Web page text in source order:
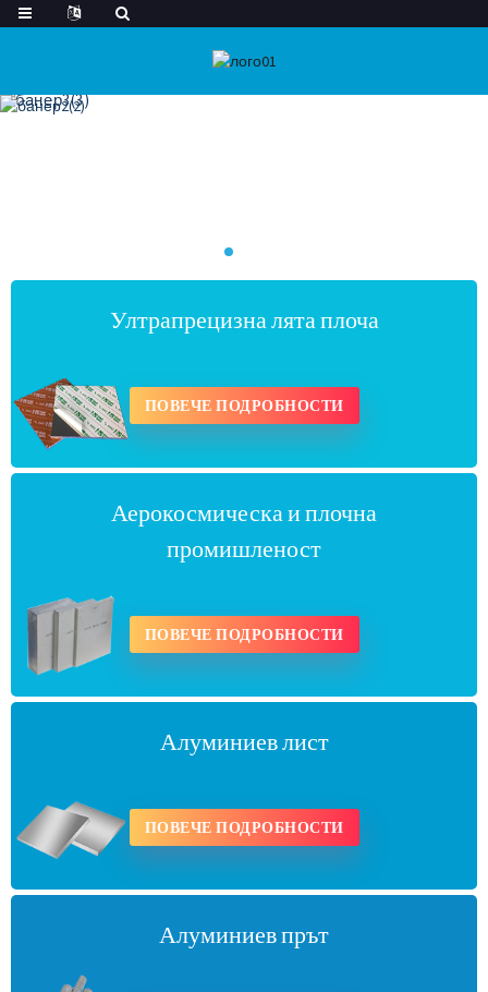
Ултрапрецизна лята плоча
ПОВЕЧЕ ПОДРОБНОСТИ
Аерокосмическа и плочна
промишленост
ПОВЕЧЕ ПОДРОБНОСТИ
Алуминиев лист
ПОВЕЧЕ ПОДРОБНОСТИ
Алуминиев прът